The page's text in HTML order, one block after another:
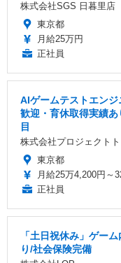
株式会社SGS 日暮里店
東京都
月給25万円
正社員
AIゲームテストエン
歓迎・育休取得実績
目
株式会社プロジェクト
東京都
月給25万4,200円～
正社員
「土日祝休み」ゲー
り/社会保険完備